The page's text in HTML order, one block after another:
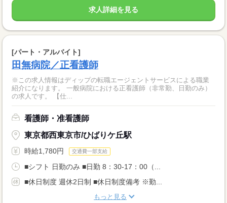
求人詳細を見る
[パート・アルバイト]
田無病院／正看護師
※この求人情報はディップの転職エージェントサービスによる職業
紹介になります。 一般病院における正看護師（非常勤、日勤のみ）
の求人です。 【仕...
看護師・准看護師
東京都西東京市/ひばりケ丘駅
時給1,780円 交通費一部支給
■シフト 日勤のみ ■日勤 8：30-17：00（...
■休日制度 週休2日制 ■休日制度備考 ※勤...
もっと見る